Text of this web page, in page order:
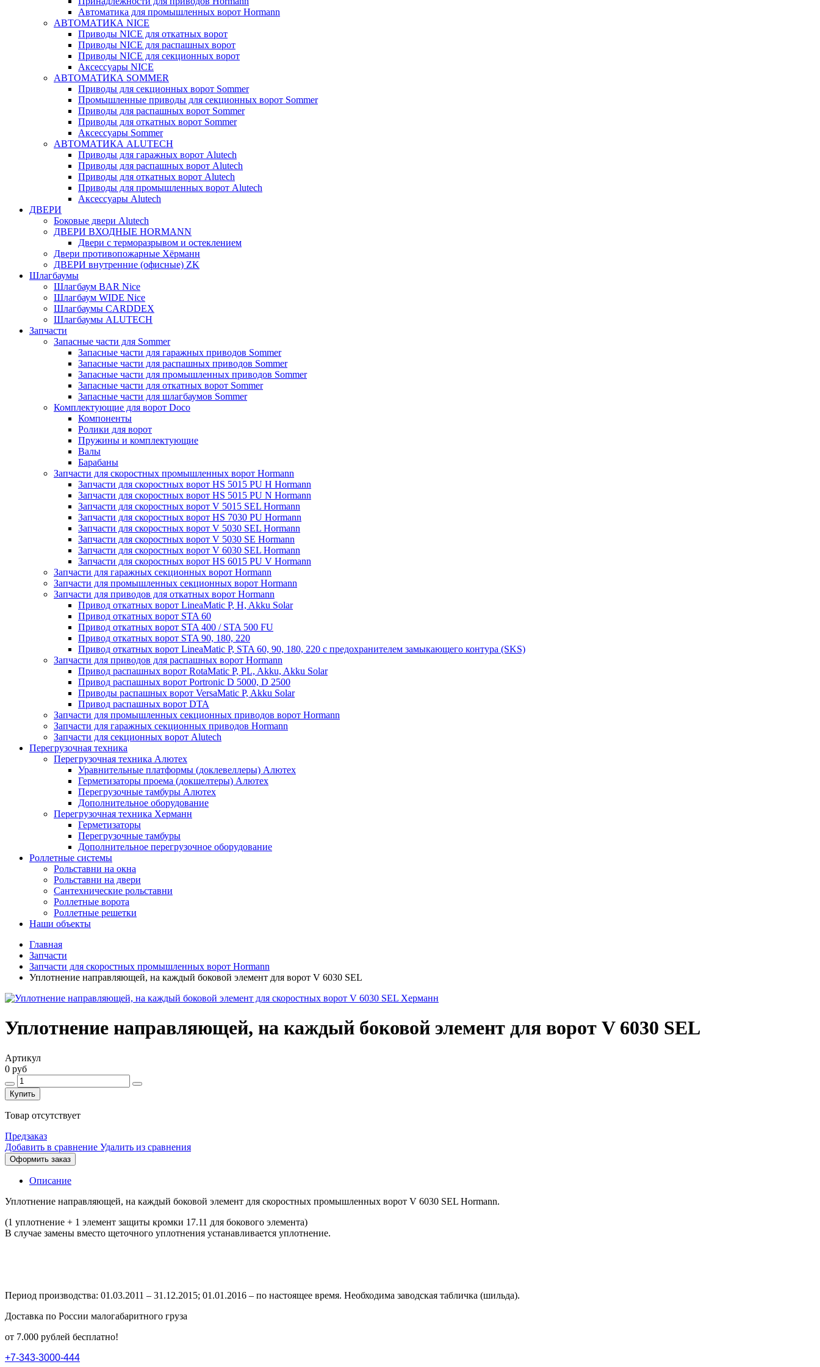
Автоматика для промышленных ворот Hormann
АВТОМАТИКА NICE
Приводы NICE для откатных ворот
Приводы NICE для распашных ворот
Приводы NICE для секционных ворот
Аксессуары NICE
АВТОМАТИКА SOMMER
Приводы для секционных ворот Sommer
Промышленные приводы для секционных ворот Sommer
Приводы для распашных ворот Sommer
Приводы для откатных ворот Sommer
Аксессуары Sommer
АВТОМАТИКА ALUTECH
Приводы для гаражных ворот Alutech
Приводы для распашных ворот Alutech
Приводы для откатных ворот Alutech
Приводы для промышленных ворот Alutech
Аксессуары Alutech
ДВЕРИ
Боковые двери Alutech
ДВЕРИ ВХОДНЫЕ HORMANN
Двери с терморазрывом и остеклением
Двери противопожарные Хёрманн
ДВЕРИ внутренние (офисные) ZK
Шлагбаумы
Шлагбаум BAR Nice
Шлагбаум WIDE Nice
Шлагбаумы CARDDEX
Шлагбаумы ALUTECH
Запчасти
Запасные части для Sommer
Запасные части для гаражных приводов Sommer
Запасные части для распашных приводов Sommer
Запасные части для промышленных приводов Sommer
Запасные части для откатных ворот Sommer
Запасные части для шлагбаумов Sommer
Комплектующие для ворот Doco
Компоненты
Ролики для ворот
Пружины и комплектующие
Валы
Барабаны
Запчасти для скоростных промышленных ворот Hormann
Запчасти для скоростных ворот HS 5015 PU H Hormann
Запчасти для скоростных ворот HS 5015 PU N Hormann
Запчасти для скоростных ворот V 5015 SEL Hormann
Запчасти для скоростных ворот HS 7030 PU Hormann
Запчасти для скоростных ворот V 5030 SEL Hormann
Запчасти для скоростных ворот V 5030 SE Hormann
Запчасти для скоростных ворот V 6030 SEL Hormann
Запчасти для скоростных ворот HS 6015 PU V Hormann
Запчасти для гаражных секционных ворот Hormann
Запчасти для промышленных секционных ворот Hormann
Запчасти для приводов для откатных ворот Hormann
Привод откатных ворот LineaMatic P, H, Akku Solar
Привод откатных ворот STA 60
Привод откатных ворот STA 400 / STA 500 FU
Привод откатных ворот STA 90, 180, 220
Привод откатных ворот LineaMatic P, STA 60, 90, 180, 220 с предохранителем замыкающего контура (SKS)
Запчасти для приводов для распашных ворот Hormann
Привод распашных ворот RotaMatic P, PL, Akku, Akku Solar
Привод распашных ворот Portronic D 5000, D 2500
Приводы распашных ворот VersaMatic P, Akku Solar
Привод распашных ворот DTA
Запчасти для промышленных секционных приводов ворот Hormann
Запчасти для гаражных секционных приводов Hormann
Запчасти для секционных ворот Alutech
Перегрузочная техника
Перегрузочная техника Алютех
Уравнительные платформы (доклевеллеры) Алютех
Герметизаторы проема (докшелтеры) Алютех
Перегрузочные тамбуры Алютех
Дополнительное оборудование
Перегрузочная техника Херманн
Герметизаторы
Перегрузочные тамбуры
Дополнительное перегрузочное оборудование
Роллетные системы
Рольставни на окна
Рольставни на двери
Сантехнические рольставни
Роллетные ворота
Роллетные решетки
Наши объекты
Главная
Запчасти
Запчасти для скоростных промышленных ворот Hormann
Уплотнение направляющей, на каждый боковой элемент для ворот V 6030 SEL
Уплотнение направляющей, на каждый боковой элемент для ворот V 6030 SEL
Артикул
0 руб
Купить
Товар отсутствует
Предзаказ
Добавить в сравнение Удалить из сравнения
Оформить заказ
Описание
Уплотнение направляющей, на каждый боковой элемент для скоростных промышленных ворот V 6030 SEL Hormann.
(1 уплотнение + 1 элемент защиты кромки 17.11 для бокового элемента)
В случае замены вместо щеточного уплотнения устанавливается уплотнение.
Период производства: 01.03.2011 – 31.12.2015; 01.01.2016 – по настоящее время. Необходима заводская табличка (шильда).
Доставка по России малогабаритного груза
от 7.000 рублей бесплатно!
+7-343-3000-444